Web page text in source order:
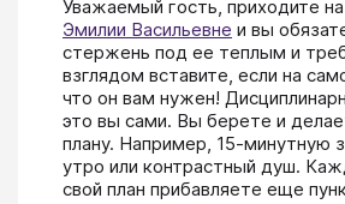
Эмилии Васильевне и вы
стержень под ее теплым и
взглядом вставите, если на
что он вам нужен!
это вы сами. Вы берете и
плану. Например, 15-минутную
утро или контрастный душ.
свой план прибавляете еще